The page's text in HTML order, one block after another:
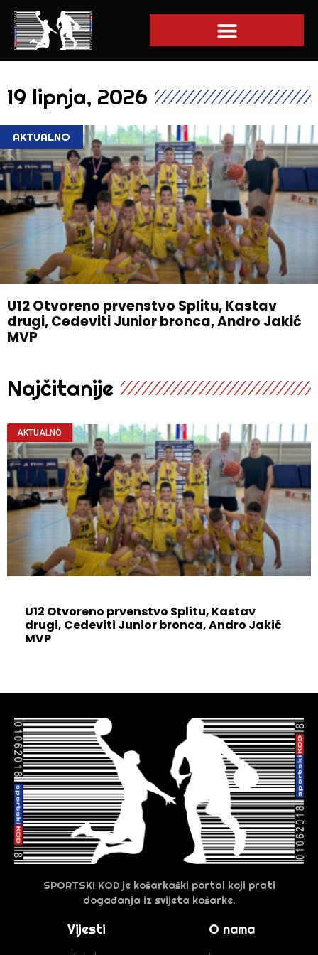
19 lipnja, 2026
AKTUALNO
U12 Otvoreno prvenstvo Splitu, Kastav
drugi, Cedeviti Junior bronca, Andro Jakić
MVP
Najčitanije
AKTUALNO
U12 Otvoreno prvenstvo Splitu, Kastav
drugi, Cedeviti Junior bronca, Andro Jakić
MVP
SPORTSKI KOD je košarkaški portal koji prati
događanja iz svijeta košarke.
Vijesti O nama